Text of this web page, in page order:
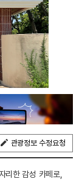
관광정보 수정요청
리한 감성 카페로,